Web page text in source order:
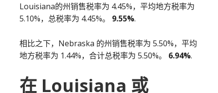
Louisiana的州销售税率为 4.45%，平均地方税率为
5.10%，总税率为 4.45%。 9.55%.
相比之下，Nebraska 的州销售税率为 5.50%，平均
地方税率为 1.44%，合计总税率为 5.50%。 6.94%.
在 Louisiana 或